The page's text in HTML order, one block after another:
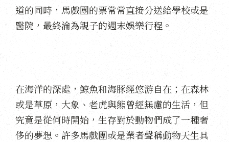
道的同時，馬戲團的票常常直接分送給學校或是
醫院，最終淪為親子的週末娛樂行程。
在海洋的深處，鯨魚和海豚經悠游自在；在森林
或是草原，大象、老虎與熊曾經無慮的生活，但
究竟是從何時開始，生存對於動物們成了一種奢
侈的夢想。許多馬戲團或是業者聲稱動物天生具